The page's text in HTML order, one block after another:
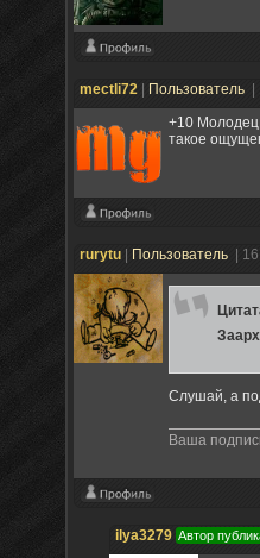
mectli72 Пользователь
+10 Молодец
такое
rurytu Пользователь |
Слушай, а
Ваша
ilya3279 Автор